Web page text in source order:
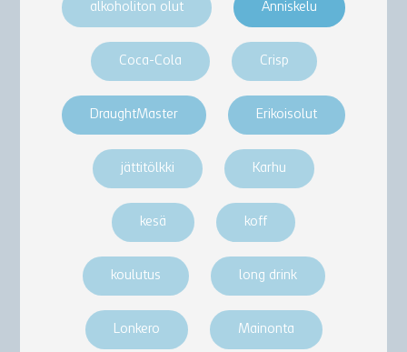
alkoholiton olut Anniskelu
Coca-Cola Crisp
DraughtMaster Erikoisolut
jättitölkki Karhu
kesä koff
koulutus long drink
Lonkero Mainonta